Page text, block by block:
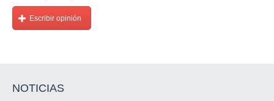
Escribir opinión
NOTICIAS